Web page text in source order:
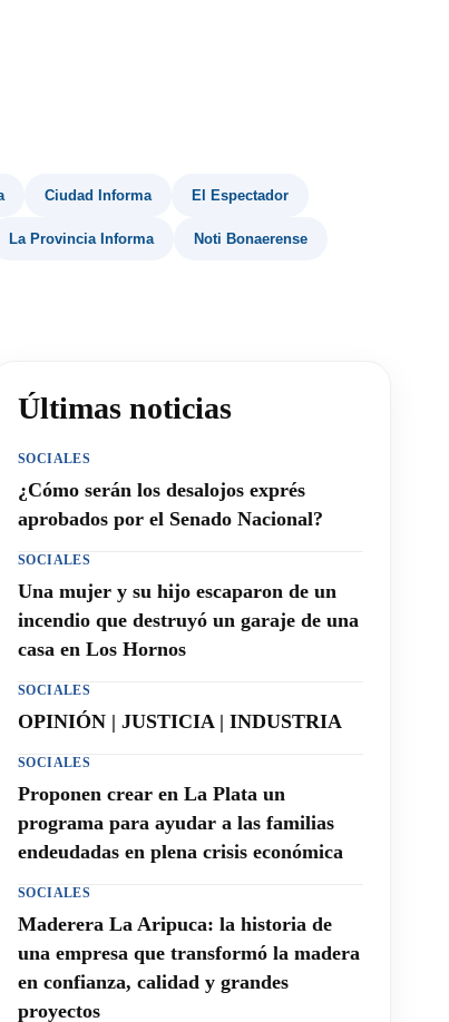
Ciudad Informa El Espectador
La Provincia Informa Noti Bonaerense
Últimas noticias
SOCIALES
¿Cómo serán los desalojos exprés
aprobados por el Senado Nacional?
SOCIALES
Una mujer y su hijo escaparon de un
incendio que destruyó un garaje de una
casa en Los Hornos
SOCIALES
OPINIÓN | JUSTICIA | INDUSTRIA
SOCIALES
Proponen crear en La Plata un
programa para ayudar a las familias
endeudadas en plena crisis económica
SOCIALES
Maderera La Aripuca: la historia de
una empresa que transformó la madera
en confianza, calidad y grandes
proyectos